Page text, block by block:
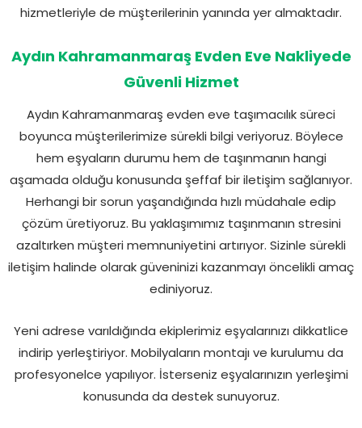
hizmetleriyle de müşterilerinin yanında yer almaktadır.
Aydın Kahramanmaraş Evden Eve Nakliyede
Güvenli Hizmet
Aydın Kahramanmaraş evden eve taşımacılık süreci
boyunca müşterilerimize sürekli bilgi veriyoruz. Böylece
hem eşyaların durumu hem de taşınmanın hangi
aşamada olduğu konusunda şeffaf bir iletişim sağlanıyor.
Herhangi bir sorun yaşandığında hızlı müdahale edip
çözüm üretiyoruz. Bu yaklaşımımız taşınmanın stresini
azaltırken müşteri memnuniyetini artırıyor. Sizinle sürekli
iletişim halinde olarak güveninizi kazanmayı öncelikli amaç
ediniyoruz.
Yeni adrese varıldığında ekiplerimiz eşyalarınızı dikkatlice
indirip yerleştiriyor. Mobilyaların montajı ve kurulumu da
profesyonelce yapılıyor. İsterseniz eşyalarınızın yerleşimi
konusunda da destek sunuyoruz.